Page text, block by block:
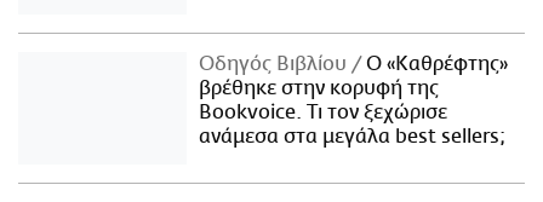
Οδηγός Βιβλίου
Ο «Καθρέφτης»
βρέθηκε στην κορυφή της
Bookvoice. Τι τον ξεχώρισε
ανάμεσα στα μεγάλα best sellers;